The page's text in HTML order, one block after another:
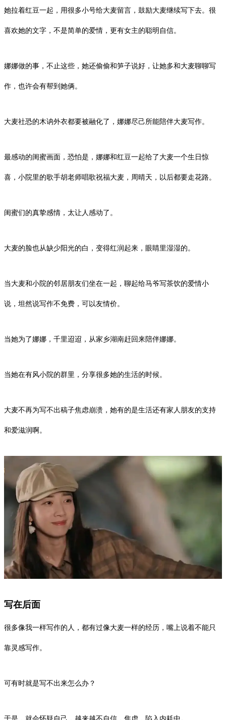
她拉着红豆一起，用很多小号给大麦留言，鼓励大麦继续写下去。很
喜欢她的文字，不是简单的爱情，更有女主的聪明自信。
娜娜做的事，不止这些，她还偷偷和笋子说好，让她多和大麦聊聊写
作，也许会有帮到她俩。
大麦社恐的木讷外衣都要被融化了，娜娜尽己所能陪伴大麦写作。
最感动的闺蜜画面，恐怕是，娜娜和红豆一起给了大麦一个生日惊
喜，小院里的歌手胡老师唱歌祝福大麦， 周晴天 ，以后都要走花路。
闺蜜们的真挚感情，太让人感动了。
大麦的脸也从缺少阳光的白，变得红润起来，眼睛里湿湿的。
当大麦和小院的邻居朋友们坐在一起，聊起给马爷写茶饮的爱情小
说，坦然说写作不免费，可以友情价。
当她为了娜娜，千里迢迢，从家乡湖南赶回来陪伴娜娜。
当她在有风小院的群里，分享很多她的生活的时候。
大麦不再为写不出稿子焦虑崩溃，她有的是生活还有家人朋友的支持
和爱滋润啊。
写在后面
很多像我一样写作的人，都有过像大麦一样的经历，嘴上说着不能只
靠灵感写作。
可有时就是写不出来怎么办？